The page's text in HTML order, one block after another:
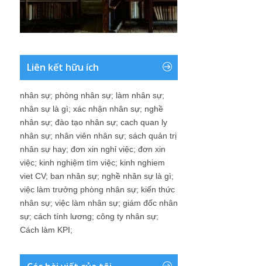
Liên kết hữu ích
nhân sự; phòng nhân sự; làm nhân sự;
nhân sự là gì; xác nhận nhân sự; nghề
nhân sự; đào tạo nhân sự; cach quan ly
nhân sự; nhân viên nhân sự; sách quản trị
nhân sự hay; đơn xin nghỉ việc; đơn xin
việc; kinh nghiệm tìm việc; kinh nghiem
viet CV; ban nhân sự; nghề nhân sự là gì;
việc làm trưởng phòng nhân sự; kiến thức
nhân sự; việc làm nhân sự; giám đốc nhân
sự; cách tính lương; công ty nhân sự;
Cách làm KPI;